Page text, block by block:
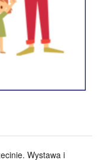
Wystawa i